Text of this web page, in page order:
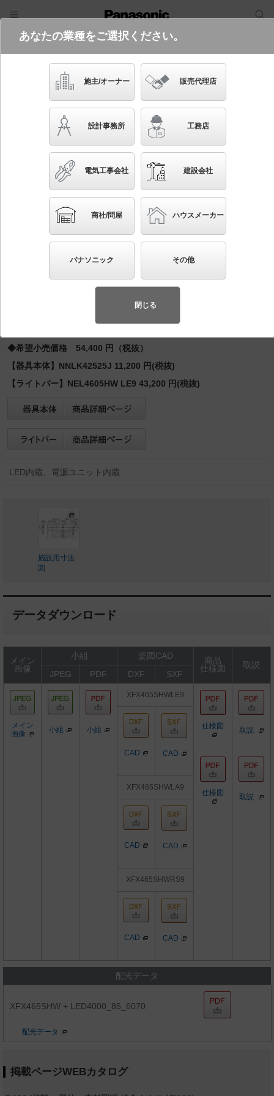
電気・建築設備（ビジネス）
フリーワード
品番・キーワード
かんたん照度計算
XFX465SHW LE9
(コンフォートタイプ・グレアセーブタ
イプ・省エネタイプ・6900 lmタイ
プ・白色・非調光)
起動方式違いの商品を見る
天井直付型 40形 一体型LEDベースライト コンフォ
ート／スリムベース Hf蛍光灯32形高出力型2灯器具相
当 Hf32形高出力型2灯・6900 lm
（省エネ・デザイン性・配光制御など様々なご
要望にお応えできる商品群です。）
◆希望小売価格 54,400 円（税抜）
【器具本体】NNLK42525J 11,200 円(税抜)
【ライトバー】NEL4605HW LE9 43,200 円(税抜)
LED内蔵、電源ユニット内蔵
施設用寸法
図
データダウンロード
メイン
画像
小組 姿図CAD
商品
仕様図
取説
JPEG
PDF DXF SXF
メイン
画像
小組 小組
XFX465SHWLE9
仕様図
仕様図
取説
取説
CAD CAD
XFX465SHWLA9
CAD CAD
XFX465SHWRS9
CAD CAD
配光データ
XFX465SHW + LED4000_85_6070
配光データ
掲載ページWEBカタログ
あなたの業種をご選択ください。
施主/オーナー 販売代理店
設計事務所 工務店
電気工事会社 建設会社
商社/問屋 ハウスメーカー
パナソニック その他
閉じる